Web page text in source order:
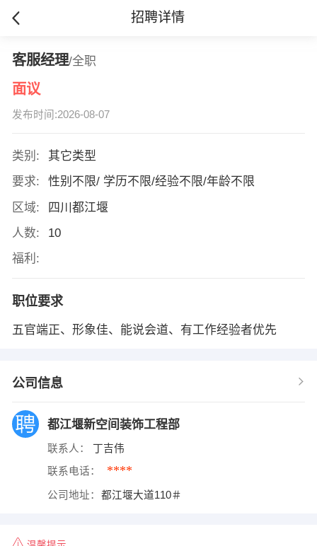
招聘详情
客服经理/全职
面议
发布时间:2026-08-07
类别:
其它类型
要求:
性别不限/ 学历不限/经验不限/年龄不限
区域:
四川都江堰
人数:
10
福利:
职位要求
五官端正、形象佳、能说会道、有工作经验者优先
公司信息
都江堰新空间装饰工程部
联系人： 丁吉伟
联系电话： ****
公司地址： 都江堰大道110＃